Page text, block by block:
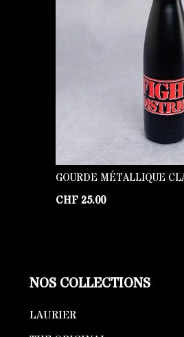
GOURDE MÉTALLIQUE
CHF25.00
NOS COLLECTIONS
LAURIER